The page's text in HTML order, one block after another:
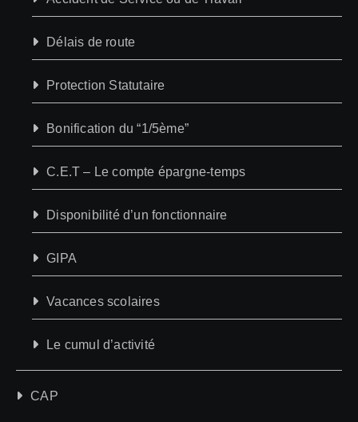
Délais de route
Protection Statutaire
Bonification du “1/5ème”
C.E.T – Le compte épargne-temps
Disponibilité d’un fonctionnaire
GIPA
Vacances scolaires
Le cumul d’activité
CAP